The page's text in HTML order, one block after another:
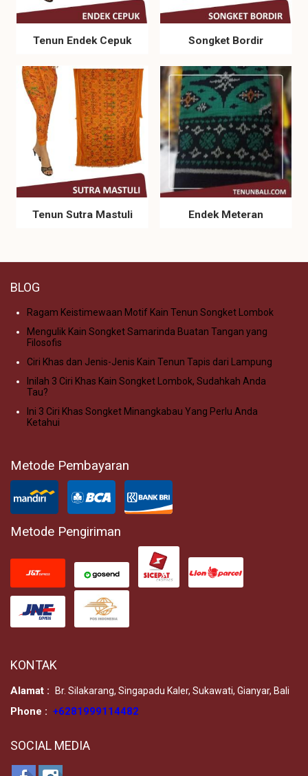
Tenun Endek Cepuk Songket Bordir
Tenun Sutra Mastuli Endek Meteran
BLOG
Ragam Keistimewaan Motif Kain Tenun Songket Lombok
Mengulik Kain Songket Samarinda Buatan Tangan yang
Filosofis
Ciri Khas dan Jenis-Jenis Kain Tenun Tapis dari Lampung
Inilah 3 Ciri Khas Kain Songket Lombok, Sudahkah Anda
Tau?
Ini 3 Ciri Khas Songket Minangkabau Yang Perlu Anda
Ketahui
Metode Pembayaran
Metode Pengiriman
KONTAK
Alamat : Br. Silakarang, Singapadu Kaler, Sukawati, Gianyar, Bali
Phone : +6281999114482
SOCIAL MEDIA